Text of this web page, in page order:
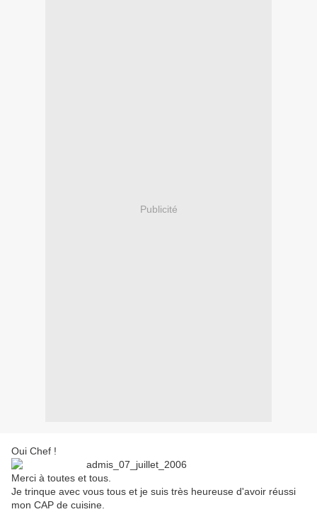
Publicité
Oui Chef !
Merci à toutes et tous.
Je trinque avec vous tous et je suis très heureuse d'avoir réussi
mon CAP de cuisine.